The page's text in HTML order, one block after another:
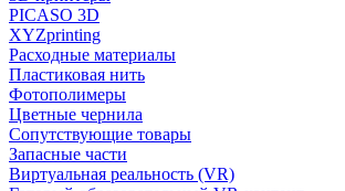
PICASO 3D
XYZprinting
Расходные материалы
Пластиковая нить
Фотополимеры
Цветные чернила
Сопутствующие товары
Запасные части
Виртуальная реальность (VR)